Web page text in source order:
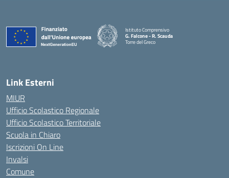
Istituto Comprensivo
G. Falcone - R. Scauda
Torre del Greco
Link Esterni
MIUR
Ufficio Scolastico Regionale
Ufficio Scolastico Territoriale
Scuola in Chiaro
Iscrizioni On Line
Invalsi
Comune